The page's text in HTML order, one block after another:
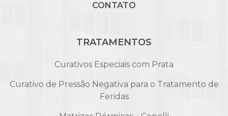
CONTATO
TRATAMENTOS
Curativos Especiais com Prata
Curativo de Pressão Negativa para o Tratamento de
Feridas